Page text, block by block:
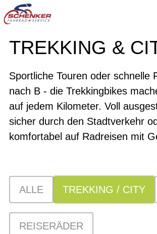
TREKKING &
Sportliche Touren oder schnelle
nach B - die Trekkingbikes
auf jedem Kilometer. Voll
sicher durch den Stadtverkehr
komfortabel auf Radreisen mit
ALLE TREKKING / CITY
REISERÄDER